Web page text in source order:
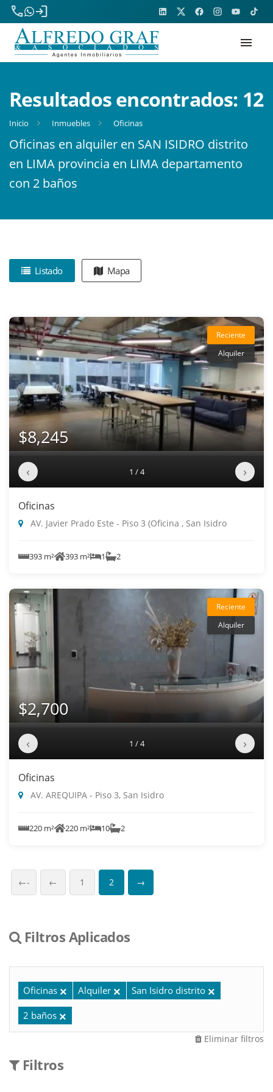
phone
login
menu
Resultados encontrados: 12
Inicio Inmuebles Oficinas
Oficinas en alquiler en SAN ISIDRO distrito
en LIMA provincia en LIMA departamento
con 2 baños
Listado Mapa
Reciente
Alquiler
$8,245
‹ 1 / 4 ›
Oficinas
AV. Javier Prado Este - Piso 3 (Oficina , San Isidro
393 m² 393 m² 1 2
Reciente
Alquiler
$2,700
‹ 1 / 4 ›
Oficinas
AV. AREQUIPA - Piso 3, San Isidro
220 m² 220 m² 10 2
←- ← 1 2 →
Filtros Aplicados
Oficinas Alquiler San Isidro distrito
2 baños
Eliminar filtros
Filtros